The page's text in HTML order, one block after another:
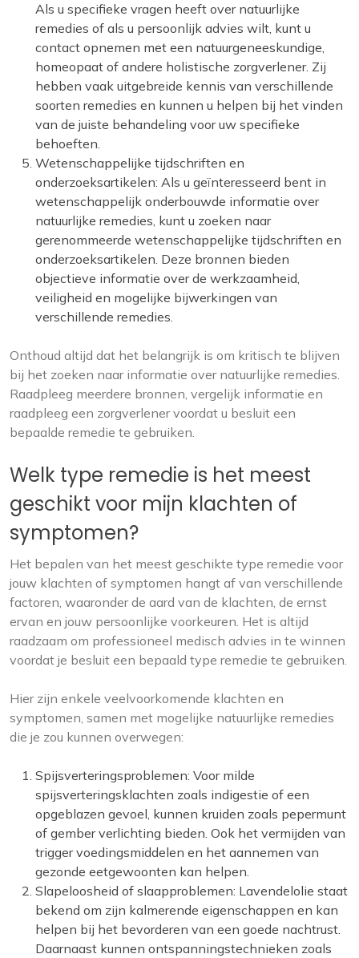
Als u specifieke vragen heeft over natuurlijke
remedies of als u persoonlijk advies wilt, kunt u
contact opnemen met een natuurgeneeskundige,
homeopaat of andere holistische zorgverlener. Zij
hebben vaak uitgebreide kennis van verschillende
soorten remedies en kunnen u helpen bij het vinden
van de juiste behandeling voor uw specifieke
behoeften.
Wetenschappelijke tijdschriften en
onderzoeksartikelen: Als u geïnteresseerd bent in
wetenschappelijk onderbouwde informatie over
natuurlijke remedies, kunt u zoeken naar
gerenommeerde wetenschappelijke tijdschriften en
onderzoeksartikelen. Deze bronnen bieden
objectieve informatie over de werkzaamheid,
veiligheid en mogelijke bijwerkingen van
verschillende remedies.
Onthoud altijd dat het belangrijk is om kritisch te blijven
bij het zoeken naar informatie over natuurlijke remedies.
Raadpleeg meerdere bronnen, vergelijk informatie en
raadpleeg een zorgverlener voordat u besluit een
bepaalde remedie te gebruiken.
Welk type remedie is het meest
geschikt voor mijn klachten of
symptomen?
Het bepalen van het meest geschikte type remedie voor
jouw klachten of symptomen hangt af van verschillende
factoren, waaronder de aard van de klachten, de ernst
ervan en jouw persoonlijke voorkeuren. Het is altijd
raadzaam om professioneel medisch advies in te winnen
voordat je besluit een bepaald type remedie te gebruiken.
Hier zijn enkele veelvoorkomende klachten en
symptomen, samen met mogelijke natuurlijke remedies
die je zou kunnen overwegen:
Spijsverteringsproblemen: Voor milde
spijsverteringsklachten zoals indigestie of een
opgeblazen gevoel, kunnen kruiden zoals pepermunt
of gember verlichting bieden. Ook het vermijden van
trigger voedingsmiddelen en het aannemen van
gezonde eetgewoonten kan helpen.
Slapeloosheid of slaapproblemen: Lavendelolie staat
bekend om zijn kalmerende eigenschappen en kan
helpen bij het bevorderen van een goede nachtrust.
Daarnaast kunnen ontspanningstechnieken zoals